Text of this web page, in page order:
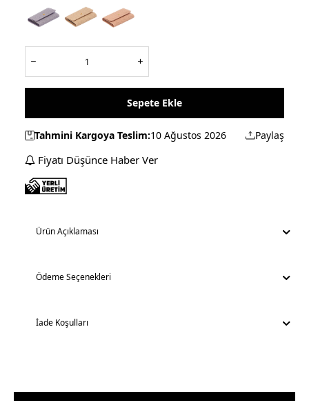
Sepete Ekle
Tahmini Kargoya Teslim:10 Ağustos 2026 Paylaş
Fiyatı Düşünce Haber Ver
Ürün Açıklaması
Ödeme Seçenekleri
İade Koşulları